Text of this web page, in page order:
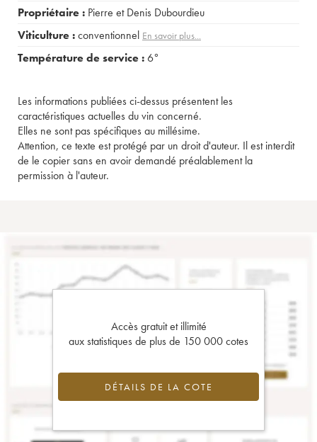
Propriétaire : Pierre et Denis Dubourdieu
Viticulture :conventionnel En savoir plus...
Température de service : 6°
Les informations publiées ci-dessus présentent les
caractéristiques actuelles du vin concerné.
Elles ne sont pas spécifiques au millésime.
Attention, ce texte est protégé par un droit d'auteur. Il est interdit
de le copier sans en avoir demandé préalablement la
permission à l'auteur.
Accès gratuit et illimité
aux statistiques de plus de 150 000 cotes
DÉTAILS DE LA COTE